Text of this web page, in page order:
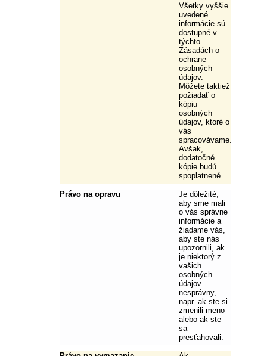
Všetky vyššie
uvedené
informácie sú
dostupné v
týchto
Zásadách o
ochrane
osobných
údajov.
Môžete taktiež
požiadať o
kópiu
osobných
údajov, ktoré o
vás
spracovávame.
Avšak,
dodatočné
kópie budú
spoplatnené.
Právo na opravu
Je dôležité,
aby sme mali
o vás správne
informácie a
žiadame vás,
aby ste nás
upozornili, ak
je niektorý z
vašich
osobných
údajov
nesprávny,
napr. ak ste si
zmenili meno
alebo ak ste
sa
presťahovali.